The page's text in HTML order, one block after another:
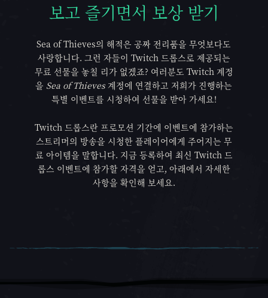
보고 즐기면서 보상 받기
보고 즐기면서 보상 받기
Sea of Thieves의 해적은 공짜 전리품을 무엇보다도
사랑합니다. 그런 자들이 Twitch 드롭스로 제공되는
무료 선물을 놓칠 리가 없겠죠? 여러분도 Twitch 계정
을 Sea of Thieves계정에 연결하고 저희가 진행하는
특별 이벤트를 시청하여 선물을 받아 가세요!
Twitch 드롭스란 프로모션 기간에 이벤트에 참가하는
스트리머의 방송을 시청한 플레이어에게 주어지는 무
료 아이템을 말합니다. 지금 등록하여 최신 Twitch 드
롭스 이벤트에 참가할 자격을 얻고, 아래에서 자세한
사항을 확인해 보세요.